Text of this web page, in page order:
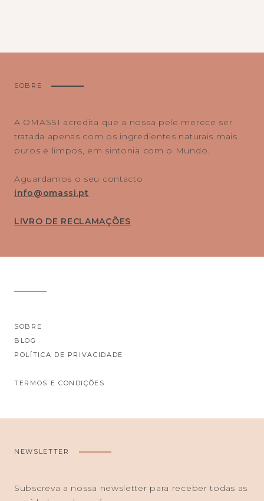
SOBRE
A OMASSI acredita que a nossa pele merece ser
tratada apenas com os ingredientes naturais mais
puros e limpos, em sintonia com o Mundo.
Aguardamos o seu contacto
info@omassi.pt
LIVRO DE RECLAMAÇÕES
SOBRE
BLOG
POLÍTICA DE PRIVACIDADE
TERMOS E CONDIÇÕES
NEWSLETTER
Subscreva a nossa newsletter para receber todas as